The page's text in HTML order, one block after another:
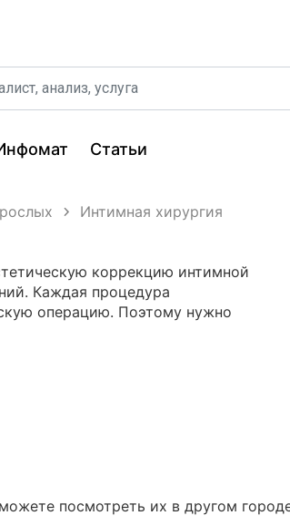
Статьи
Интимная хирургия
коррекцию интимной
Каждая процедура
операцию. Поэтому нужно
посмотреть их в другом